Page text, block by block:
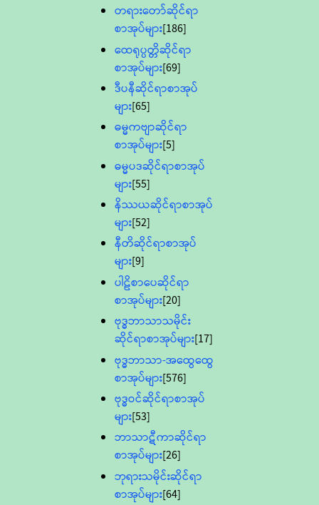
တရားတော်ဆိုင်ရာ
စာအုပ်များ[186]
ထေရုပ္ပတ္တိဆိုင်ရာ
စာအုပ်များ[69]
ဒီပနီဆိုင်ရာစာအုပ်
များ[65]
ဓမ္မကဗျာဆိုင်ရာ
စာအုပ်များ[5]
ဓမ္မပဒဆိုင်ရာစာအုပ်
များ[55]
နိဿယဆိုင်ရာစာအုပ်
များ[52]
နီတိဆိုင်ရာစာအုပ်
များ[9]
ပါဠိစာပေဆိုင်ရာ
စာအုပ်များ[20]
ဗုဒ္ဓဘာသာသမိုင်း
ဆိုင်ရာစာအုပ်များ[17]
ဗုဒ္ဓဘာသာ-အထွေထွေ
စာအုပ်များ[576]
ဗုဒ္ဓဝင်ဆိုင်ရာစာအုပ်
များ[53]
ဘာသာဋီကာဆိုင်ရာ
စာအုပ်များ[26]
ဘုရားသမိုင်းဆိုင်ရာ
စာအုပ်များ[64]